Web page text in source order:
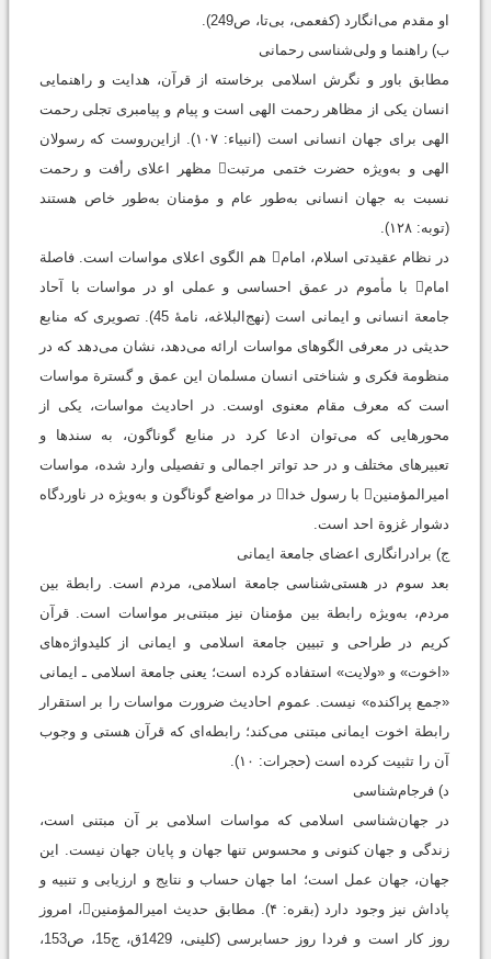
او مقدم می‌انگارد ‏(کفعمی، بی‌تا، ص249).
ب) راهنما و ولی‌شناسی رحمانی
مطابق باور و نگرش اسلامی برخاسته از قرآن، هدایت و راهنمایی
انسان یکی از مظاهر رحمت الهی است و پیام و پیامبری تجلی رحمت
الهی برای جهان انسانی است (انبیاء: ۱۰۷). ازاین‌روست که رسولان
الهی و به‌ویژه حضرت ختمی مرتبت مظهر اعلای رأفت و رحمت
نسبت به جهان انسانی به‌طور عام و مؤمنان به‌طور خاص‌ هستند
(توبه: ۱۲۸).
در نظام عقیدتی اسلام، امام هم الگوی اعلای مواسات است. فاصلة
امام با مأموم در عمق احساسی و عملی او در مواسات با آحاد
جامعة انسانی و ایمانی است (نهج‌البلاغه، نامۀ 45). تصویری که منابع
حدیثی در معرفی الگوهای مواسات ارائه می‌دهد، نشان می‌دهد که در
منظومة فکری و شناختی انسان مسلمان این عمق و گسترة مواسات
است که معرف مقام معنوی اوست. در احادیث مواسات، یکی از
محورهایی که می‌توان ادعا کرد در منابع گوناگون، به سندها و
تعبیرهای مختلف و در حد تواتر اجمالی و تفصیلی وارد شده، مواسات
امیرالمؤمنین با رسول خدا در مواضع گوناگون و به‌ویژه در ناوردگاه
دشوار غزوة احد است.
ج) برادرانگاری اعضای جامعة ايمانی
بعد سوم در هستی‌شناسی جامعة اسلامی، مردم است. رابطة بین
مردم، به‌ویژه رابطة بین مؤمنان نیز مبتنی‌بر مواسات است. قرآن
کریم در طراحی و تبیین جامعة اسلامی و ایمانی از کلیدواژه‌های
«اخوت» و «ولایت» استفاده کرده است؛ یعنی جامعة اسلامی ـ ایمانی
«جمع پراکنده» نیست. عموم احادیث ضرورت مواسات را بر استقرار
رابطة اخوت ایمانی مبتنی می‌کند؛ رابطه‌ای که قرآن هستی و وجوب
آن را تثبیت کرده است (حجرات: ۱۰).
د) فرجام‌شناسی
در جهان‌شناسی اسلامی که مواسات اسلامی بر آن مبتنی است،
زندگی و جهان کنونی و محسوس تنها جهان و پایان جهان نیست. این
جهان، جهان عمل است؛ اما جهان حساب و نتایج و ارزیابی و تنبیه و
پاداش نیز وجود دارد (بقره: ۴). مطابق حدیث امیرالمؤمنین، امروز
روز کار است و فردا روز حسابرسی ‏(کلینی، 1429ق، ج15، ص153،